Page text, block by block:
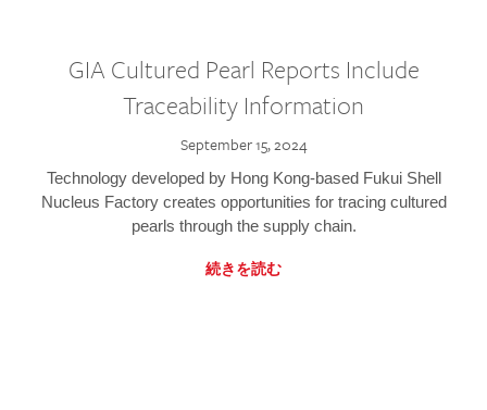
GIA Cultured Pearl Reports Include
Traceability Information
September 15, 2024
Technology developed by Hong Kong-based Fukui Shell
Nucleus Factory creates opportunities for tracing cultured
pearls through the supply chain.
続きを読む